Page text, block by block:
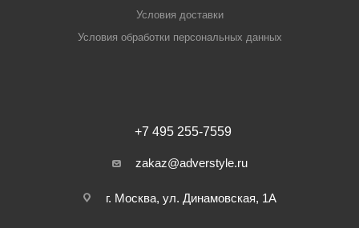
Условия доставки
Условия обработки персональных данных
+7 495 255-7559
zakaz@adverstyle.ru
г. Москва, ул. Динамовская, 1А